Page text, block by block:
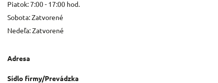
Piatok: 7:00 - 17:00 hod.
Sobota: Zatvorené
Nedeľa: Zatvorené
Adresa
Sídlo firmy/Prevádzka